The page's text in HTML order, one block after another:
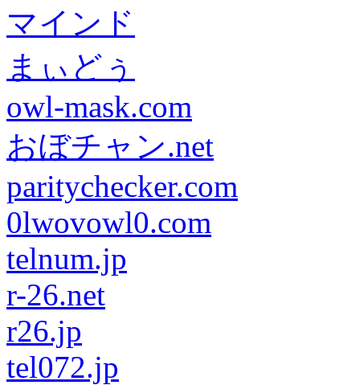
マインド
まぃどぅ
owl-mask.com
おぼチャン.net
paritychecker.com
0lwovowl0.com
telnum.jp
r-26.net
r26.jp
tel072.jp